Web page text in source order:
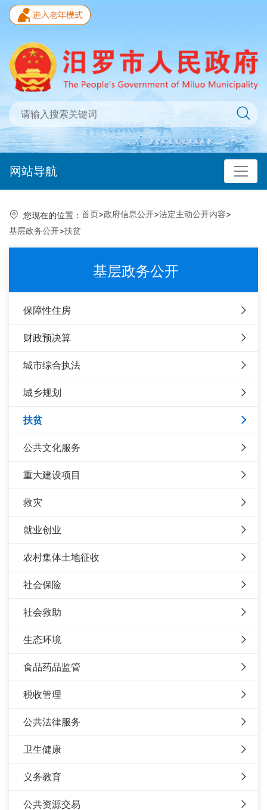
网站导航
您现在的位置： 首页>政府信息公开>法定主动公开内容>
基层政务公开>扶贫
基层政务公开
保障性住房
财政预决算
城市综合执法
城乡规划
扶贫
公共文化服务
重大建设项目
救灾
就业创业
农村集体土地征收
社会保险
社会救助
生态环境
食品药品监管
税收管理
公共法律服务
卫生健康
义务教育
公共资源交易